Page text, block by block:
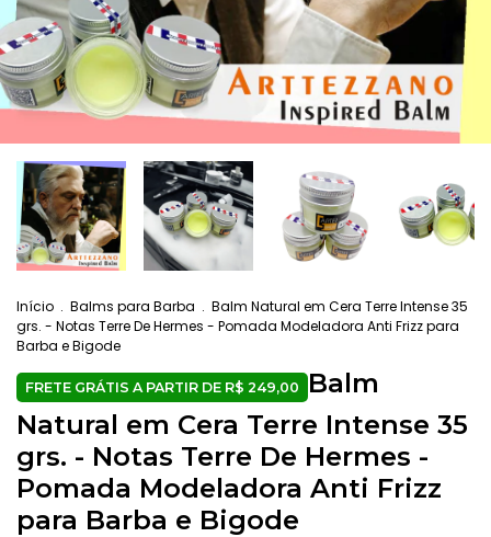
Início . Balms para Barba . Balm Natural em Cera Terre Intense 35
grs. - Notas Terre De Hermes - Pomada Modeladora Anti Frizz para
Barba e Bigode
Balm
Natural em Cera Terre Intense 35
grs. - Notas Terre De Hermes -
Pomada Modeladora Anti Frizz
para Barba e Bigode